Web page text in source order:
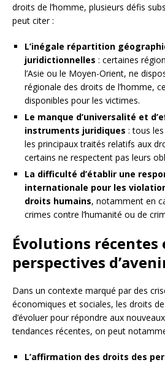
droits de l’homme, plusieurs défis
peut citer :
L’inégale répartition
juridictionnelles : certaines
l’Asie ou le Moyen-Orient, ne
régionale des droits de l’homme,
disponibles pour les victimes.
Le manque d’universalité et
instruments juridiques : tous
les principaux traités relatifs aux
certains ne respectent pas leurs
La difficulté d’établir une
internationale pour les
droits humains, notamment en
crimes contre l’humanité ou de
Évolutions récentes
perspectives
Dans un contexte marqué par des
économiques et sociales, les droits
d’évoluer pour répondre aux
tendances récentes, on peut
L’affirmation des droits des